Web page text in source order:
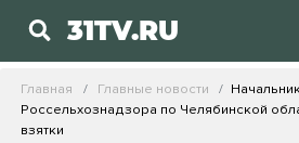
31TV.RU
Главная Главные новости
Россельхознадзора по Челябинской
взятки